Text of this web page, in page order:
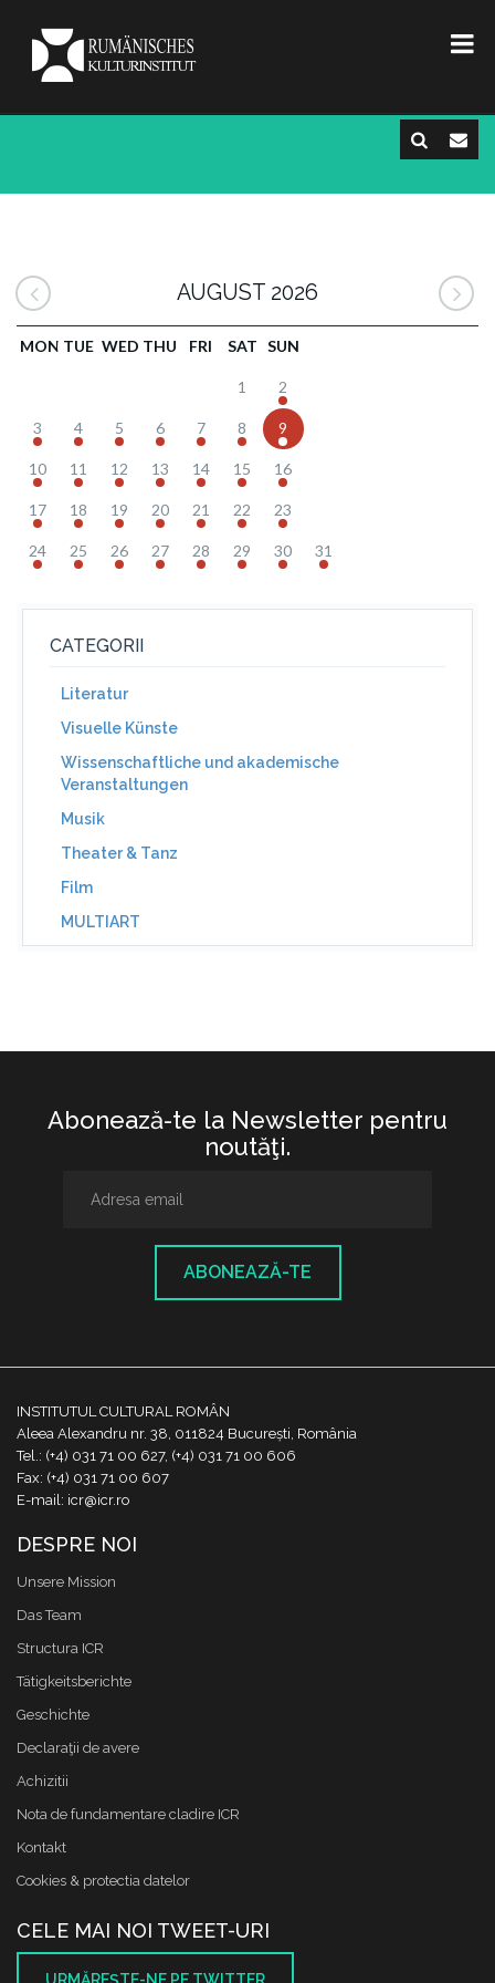
AUGUST 2026
MON TUE WED THU FRI SAT SUN
1 2
3 4 5 6 7 8 9
10 11 12 13 14 15 16
17 18 19 20 21 22 23
24 25 26 27 28 29 30 31
CATEGORII
Literatur
Visuelle Künste
Wissenschaftliche und akademische
Veranstaltungen
Musik
Theater & Tanz
Film
MULTIART
Abonează-te la Newsletter pentru
noutăţi.
ABONEAZĂ-TE
INSTITUTUL CULTURAL ROMÂN
Aleea Alexandru nr. 38, 011824 București, România
Tel.: (+4) 031 71 00 627, (+4) 031 71 00 606
Fax: (+4) 031 71 00 607
E-mail: icr@icr.ro
DESPRE NOI
Unsere Mission
Das Team
Structura ICR
Tätigkeitsberichte
Geschichte
Declaraţii de avere
Achizitii
Nota de fundamentare cladire ICR
Kontakt
Cookies & protectia datelor
CELE MAI NOI TWEET-URI